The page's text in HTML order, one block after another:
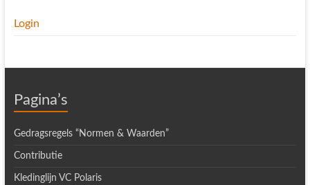
Login
Pagina’s
Gedragsregels “Normen & Waarden”
Contributie
Kledinglijn VC Polaris